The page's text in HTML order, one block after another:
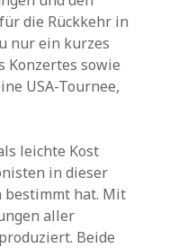
die Rückkehr in
nur ein kurzes
Konzertes sowie
USA-Tournee,
leichte Kost
in dieser
bestimmt hat. Mit
aller
Beide